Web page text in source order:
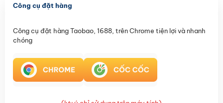
Công cụ đặt hàng
Công cụ đặt hàng Taobao, 1688, trên Chrome tiện lợi và nhanh
chóng